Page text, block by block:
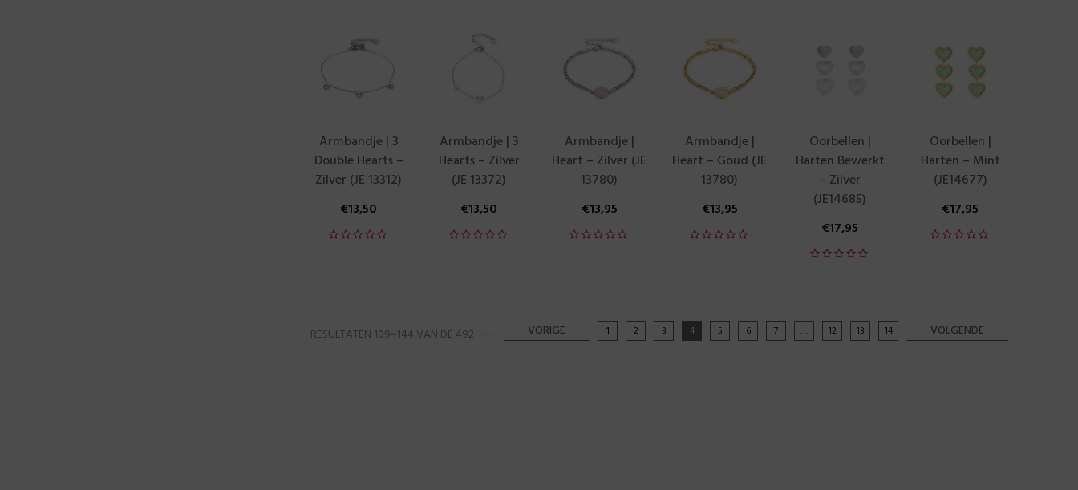
Armbandje | 3
Double Hearts –
Zilver (JE 13312)
€13,50
Armbandje | 3
Hearts – Zilver
(JE 13372)
€13,50
Armbandje |
Heart – Zilver (JE
13780)
€13,95
Armbandje |
Heart – Goud (JE
13780)
€13,95
Oorbellen |
Harten Bewerkt
– Zilver
(JE14685)
€17,95
Oorbellen |
Harten – Mint
(JE14677)
€17,95
VORIGE 1 2 3 4 5 6 7 … 12 13 14 VOLGENDE
RESULTATEN 109–144 VAN DE 492